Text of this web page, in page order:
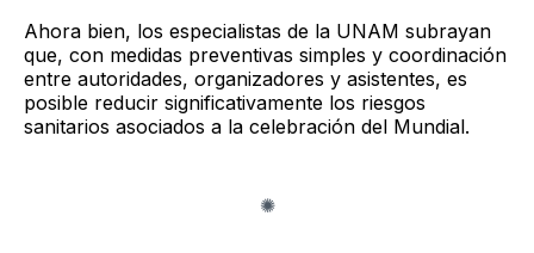
Ahora bien, los especialistas de la UNAM subrayan
que, con medidas preventivas simples y coordinación
entre autoridades, organizadores y asistentes, es
posible reducir significativamente los riesgos
sanitarios asociados a la celebración del Mundial.